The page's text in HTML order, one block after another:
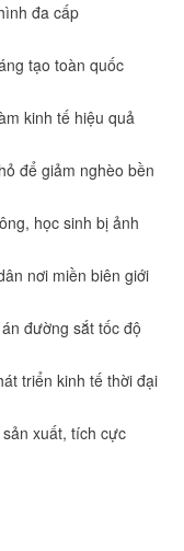
đa cấp
tạo toàn quốc
kinh tế hiệu quả
để giảm nghèo bền
học sinh bị ảnh
nơi miền biên giới
đường sắt tốc độ
triển kinh tế thời đại
xuất, tích cực